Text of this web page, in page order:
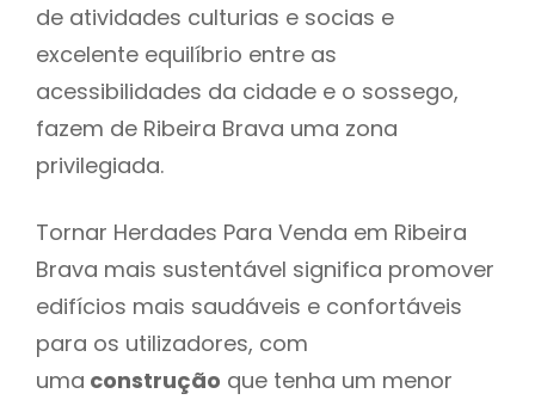
de atividades culturias e socias e
excelente equilíbrio entre as
acessibilidades da cidade e o sossego,
fazem de Ribeira Brava uma zona
privilegiada.
Tornar Herdades Para Venda em Ribeira
Brava mais sustentável significa promover
edifícios mais saudáveis e confortáveis
para os utilizadores, com
uma construção que tenha um menor